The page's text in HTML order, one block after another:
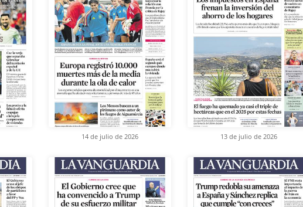
14 de julio de 2026 13 de julio de 2026